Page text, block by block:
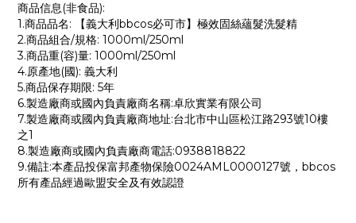
商品信息(非食品):
1.商品品名: 【義大利bbcos必可市】極效固絲蘊髮洗髮精
2.商品組合/規格: 1000ml/250ml
3.商品重(容)量: 1000ml/250ml
4.原產地(國): 義大利
5.商品保存期限: 5年
6.製造廠商或國內負責廠商名稱:卓欣實業有限公司
7.製造廠商或國內負責廠商地址:台北市中山區松江路293號10樓
之1
8.製造廠商或國內負責廠商電話:0938818822
9.備註:本產品投保富邦產物保險0024AML0000127號，bbcos
所有產品經過歐盟安全及有效認證